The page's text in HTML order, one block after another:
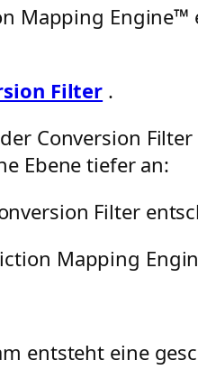
Mapping
Filter .
Conversion
Ebene tiefer an:
Filter
Mapping
entsteht eine